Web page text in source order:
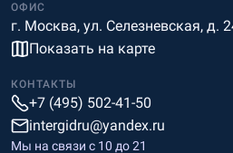
ОФИС
г. Москва, ул. Селезневская, д.
Показать на карте
КОНТАКТЫ
+7 (495) 502-41-50
intergidru@yandex.ru
Мы на связи c 10 до 21